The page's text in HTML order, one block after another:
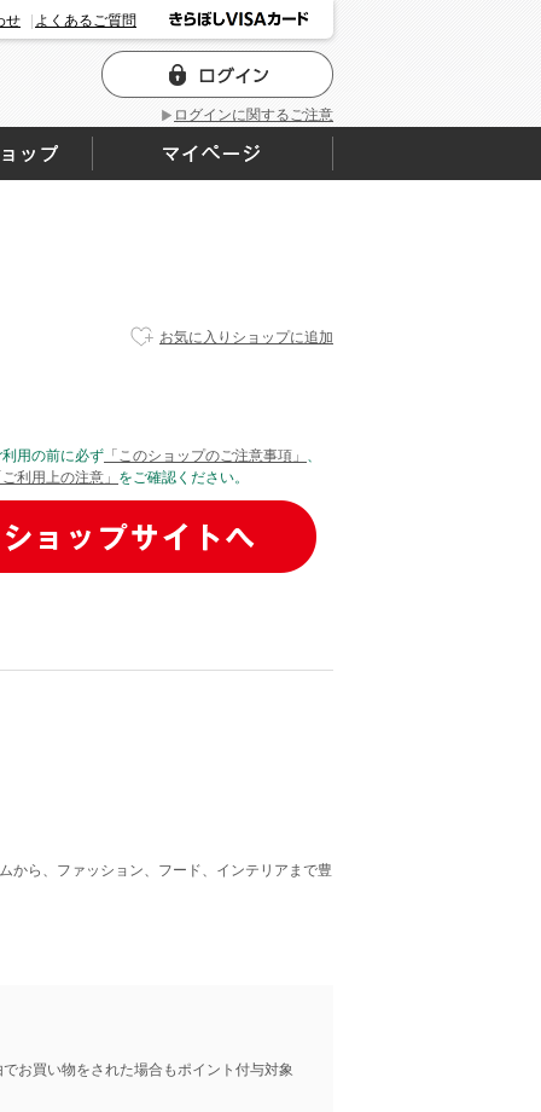
ログインに関するご注意
せ よくあるご質問
お気に入りショップに追加
用の前に必ず 「このショップのご注意事項」
利用上の注意」 をご確認ください。
から、ファッション、フード、インテリアまで豊
お買い物をされた場合もポイント付与対象